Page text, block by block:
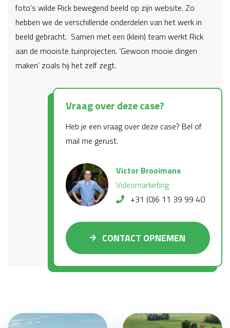
foto’s wilde Rick bewegend beeld op zijn website. Zo
hebben we de verschillende onderdelen van het werk in
beeld gebracht. Samen met een (klein) team werkt Rick
aan de mooiste tuinprojecten. ‘Gewoon mooie dingen
maken’ zoals hij het zelf zegt.
Vraag over deze case?
Heb je een vraag over deze case? Bel of
mail me gerust.
Victor Brooimans
Videomarketing
+31 (0)6 11 39 99 40
CONTACT OPNEMEN